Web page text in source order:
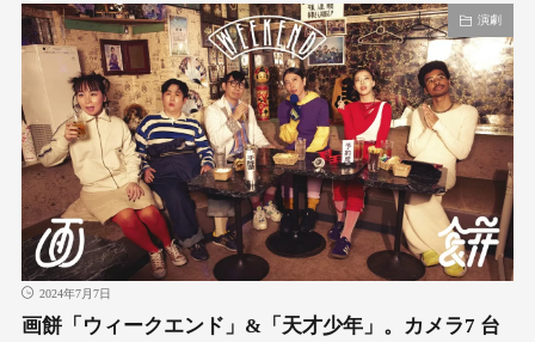
演劇
2024年7月7日
画餅「ウィークエンド」&「天才少年」。カメラ7 台